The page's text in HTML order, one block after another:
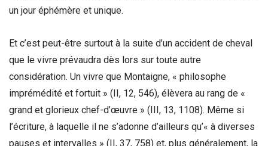
un jour éphémère et unique.
Et c’est peut-être surtout à la suite d’un accident de cheval
que le vivre prévaudra dès lors sur toute autre
considération. Un vivre que Montaigne, « philosophe
imprémédité et fortuit » (II, 12, 546), élèvera au rang de «
grand et glorieux chef-d’œuvre » (III, 13, 1108). Même si
l’écriture, à laquelle il ne s’adonne d’ailleurs qu’« à diverses
pauses et intervalles » (II, 37, 758) et, plus généralement, la